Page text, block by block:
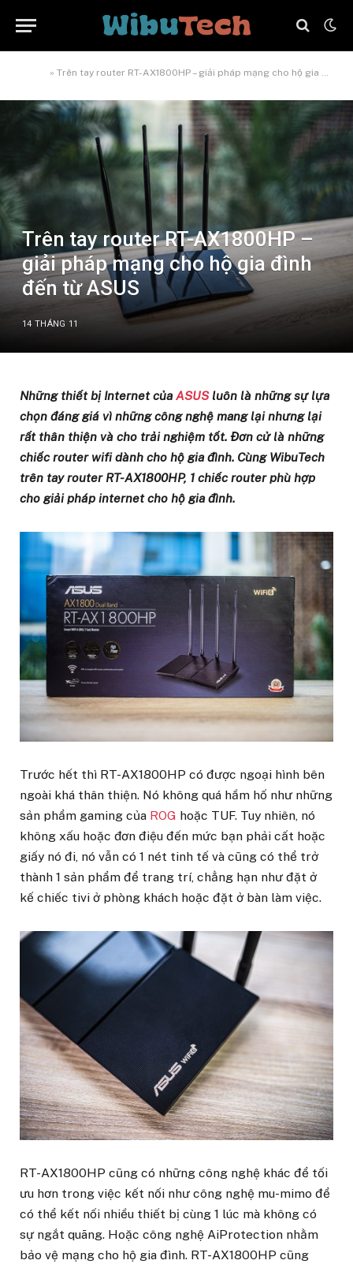
» Trên tay router RT-AX1800HP – giải pháp mạng cho hộ gia đình đến từ ASUS
Trên tay router RT-AX1800HP –
giải pháp mạng cho hộ gia đình
đến từ ASUS
14 THÁNG 11
Những thiết bị Internet củaASUSluôn là những sự lựa
chọn đáng giá vì những công nghệ mang lại nhưng lại
rất thân thiện và cho trải nghiệm tốt. Đơn cử là những
chiếc router wifi dành cho hộ gia đình. Cùng WibuTech
trên tay router RT-AX1800HP, 1 chiếc router phù hợp
cho giải pháp internet cho hộ gia đình.
Trước hết thì RT-AX1800HP có được ngoại hình bên
ngoài khá thân thiện. Nó không quá hầm hố như những
sản phẩm gaming của ROG hoặc TUF. Tuy nhiên, nó
không xấu hoặc đơn điệu đến mức bạn phải cất hoặc
giấy nó đi, nó vẫn có 1 nét tinh tế và cũng có thể trở
thành 1 sản phẩm để trang trí, chẳng hạn như đặt ở
kế chiếc tivi ở phòng khách hoặc đặt ở bàn làm việc.
RT-AX1800HP cũng có những công nghệ khác để tối
ưu hơn trong việc kết nối như công nghệ mu-mimo để
có thể kết nối nhiều thiết bị cùng 1 lúc mà không có
sự ngắt quãng. Hoặc công nghệ AiProtection nhằm
bảo vệ mạng cho hộ gia đình. RT-AX1800HP cũng